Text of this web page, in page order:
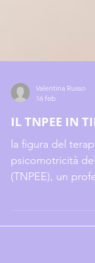
16 feb
IL TNPEE IN
la figura del
psicomotricità